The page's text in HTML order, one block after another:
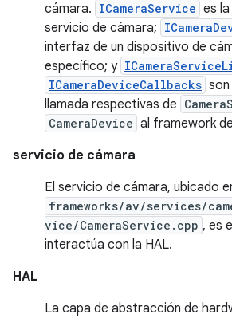
cámara. ICameraService es
servicio de cámara;
interfaz de un dispositivo de
específico; y
ICameraDeviceCallbacks
llamada respectivas de
CameraDevice al framework
servicio de cámara
El servicio de cámara, ubicado
frameworks/av/services/
vice/CameraService.cpp , es
interactúa con la HAL.
HAL
La capa de abstracción de